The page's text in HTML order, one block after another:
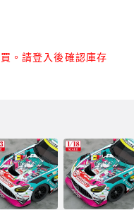
。請登入後確認庫存